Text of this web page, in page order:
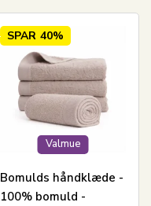
Valmue
SPAR 40%
Bomulds håndklæde -
100% bomuld -